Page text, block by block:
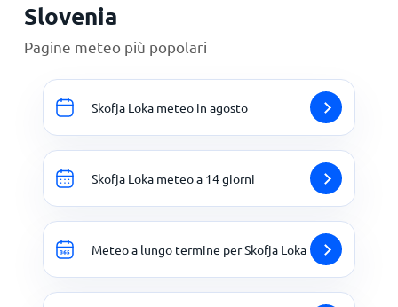
Slovenia
Pagine meteo più popolari
Skofja Loka meteo in agosto
Skofja Loka meteo a 14 giorni
Meteo a lungo termine per Skofja Loka